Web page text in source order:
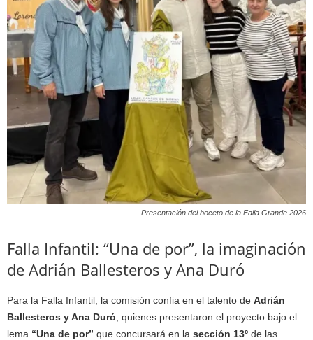
Presentación del boceto de la Falla Grande 2026
Falla Infantil: “Una de por”, la imaginación
de Adrián Ballesteros y Ana Duró
Para la Falla Infantil, la comisión confia en el talento de Adrián
Ballesteros y Ana Duró , quienes presentaron el proyecto bajo el
lema “Una de por” que concursará en la sección 13º de las